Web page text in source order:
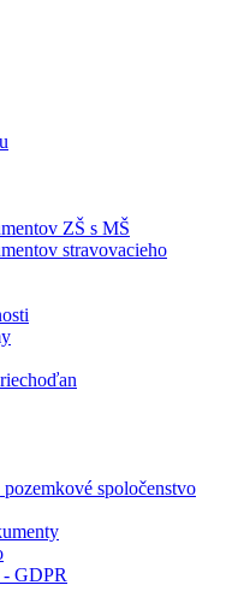
ZŠ s MŠ
stravovacieho
spoločenstvo
- GDPR